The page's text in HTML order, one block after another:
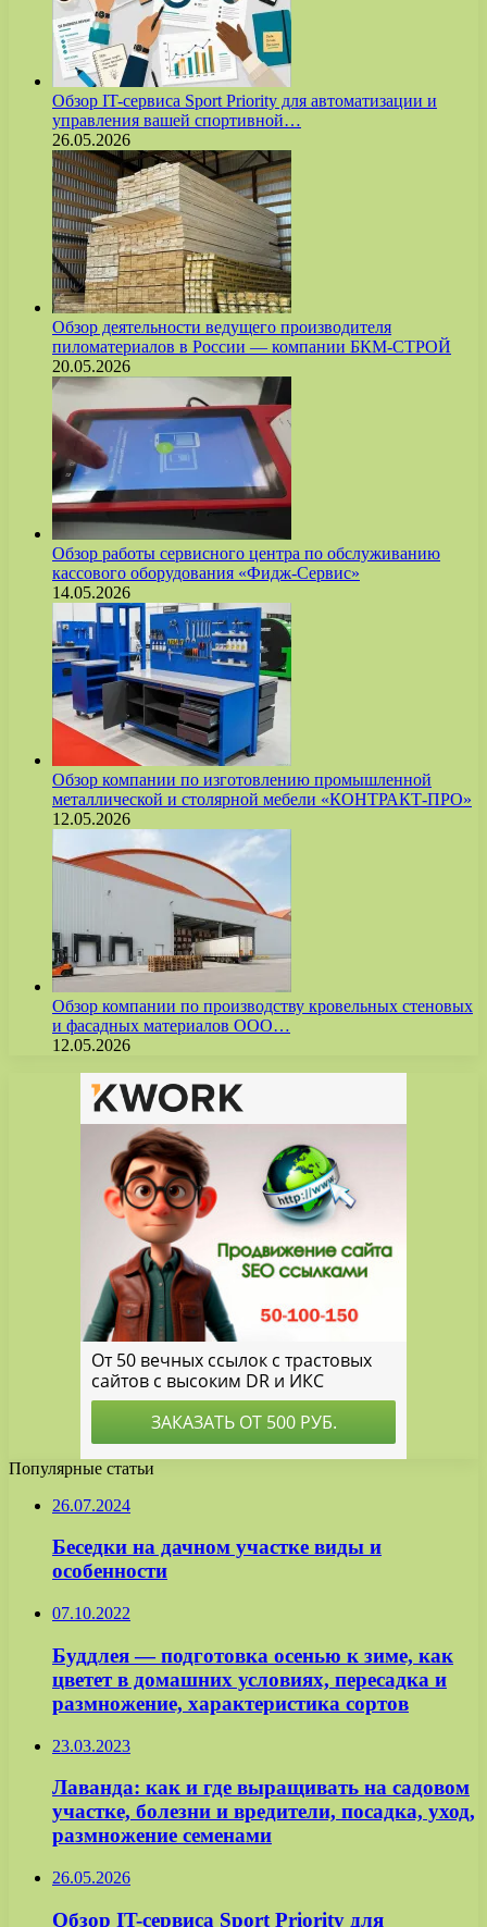
Обзор IT-сервиса Sport Priority для автоматизации и
управления вашей спортивной…
26.05.2026
Обзор деятельности ведущего производителя
пиломатериалов в России — компании БКМ-СТРОЙ
20.05.2026
Обзор работы сервисного центра по обслуживанию
кассового оборудования «Фидж-Сервис»
14.05.2026
Обзор компании по изготовлению промышленной
металлической и столярной мебели «КОНТРАКТ-ПРО»
12.05.2026
Обзор компании по производству кровельных стеновых
и фасадных материалов ООО…
12.05.2026
Популярные статьи
26.07.2024
Беседки на дачном участке виды и
особенности
07.10.2022
Буддлея — подготовка осенью к зиме, как
цветет в домашних условиях, пересадка и
размножение, характеристика сортов
23.03.2023
Лаванда: как и где выращивать на садовом
участке, болезни и вредители, посадка, уход,
размножение семенами
26.05.2026
Обзор IT-сервиса Sport Priority для